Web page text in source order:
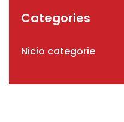
Categories
Nicio categorie